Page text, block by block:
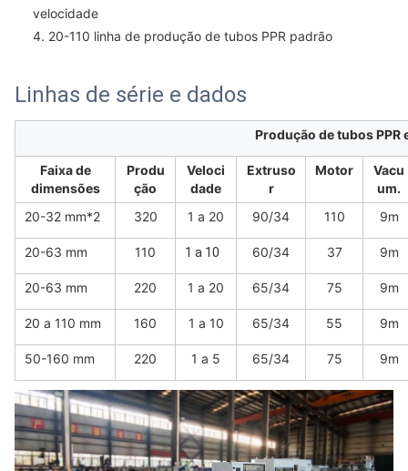
velocidade
4. 20-110 linha de produção de tubos PPR padrão
Linhas de série e dados
Produção de tubos PPR
Faixa de
dimensões
Produ
ção
Veloci
dade
Extruso
r
Motor
Vacu
um.
20-32 mm*2
320 1 a 20 90/34 110 9m
20-63 mm 110 1 a 10 60/34 37 9m
20-63 mm 220 1 a 20 65/34 75 9m
20 a 110 mm 160 1 a 10 65/34 55 9m
50-160 mm 220 1 a 5 65/34 75 9m